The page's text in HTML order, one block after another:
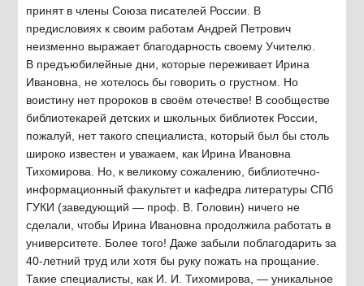
принят в члены Союза писателей России. В
предисловиях к своим работам Андрей Петрович
неизменно выражает благодарность своему Учителю.
В предъюбилейные дни, которые переживает Ирина
Ивановна, не хотелось бы говорить о грустном. Но
воистину нет пророков в своём отечестве! В сообществе
библиотекарей детских и школьных библиотек России,
пожалуй, нет такого специалиста, который был бы столь
широко известен и уважаем, как Ирина Ивановна
Тихомирова. Но, к великому сожалению, библиотечно-
информационный факультет и кафедра литературы СПб
ГУКИ (заведующий — проф. В. Головин) ничего не
сделали, чтобы Ирина Ивановна продолжила работать в
университете. Более того! Даже забыли поблагодарить за
40-летний труд или хотя бы руку пожать на прощание.
Такие специалисты, как И. И. Тихомирова, — уникальное